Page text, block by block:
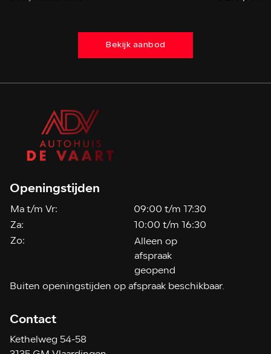
Bekijk aanbod
Openingstijden
Ma t/m Vr:
09:00 t/m 17:30
Za:
10:00 t/m 16:30
Zo:
Alleen op
afspraak
geopend
Buiten openingstijden op afspraak beschikbaar.
Contact
Kethelweg 54-58